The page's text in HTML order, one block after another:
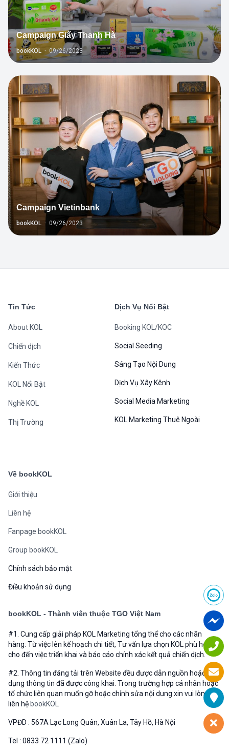
Campaign Giấy Thanh Hà
bookKOL · 09/26/2023
Campaign Vietinbank
bookKOL · 09/26/2023
Tin Tức
About KOL
Chiến dịch
Kiến Thức
KOL Nổi Bật
Nghề KOL
Thị Trường
Dịch Vụ Nổi Bật
Booking KOL/KOC
Social Seeding
Sáng Tạo Nội Dung
Dịch Vụ Xây Kênh
Social Media Marketing
KOL Marketing Thuê Ngoài
Về bookKOL
Giới thiệu
Liên hệ
Fanpage bookKOL
Group bookKOL
Chính sách bảo mật
Điều khoản sử dụng
bookKOL - Thành viên thuộc TGO Việt Nam
#1. Cung cấp giải pháp KOL Marketing tổng thể cho các nhãn
hàng: Từ việc lên kế hoạch chi tiết, Tư vấn lựa chọn KOL phù hợp
cho đến việc triển khai và báo cáo chính xác kết quả chiến dịch.
#2. Thông tin đăng tải trên Website đều được dẫn nguồn hoặc sử
dụng thông tin đã được công khai. Trong trường hợp cá nhân hoặc
tổ chức liên quan muốn gỡ hoặc chỉnh sửa nội dung xin vui lòng
liên hệ bookKOL
VPĐD : 567A Lạc Long Quân, Xuân La, Tây Hồ, Hà Nội
Tel : 0833 72 1111 (Zalo)